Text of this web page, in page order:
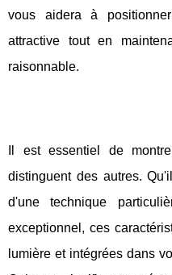
vous aidera à
attractive tout en
raisonnable.
Il est essentiel de
distinguent des autres.
d'une technique
exceptionnel, ces
lumière et intégrées dans